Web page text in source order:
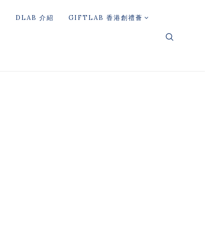
DLAB 介紹 GIFTLAB 香港創禮薈